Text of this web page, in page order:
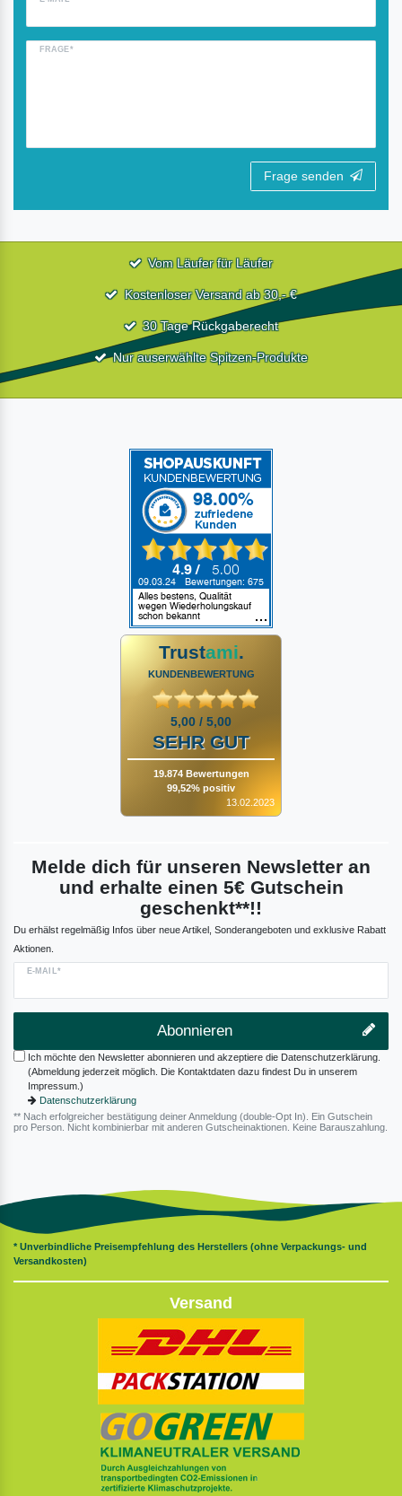
FRAGE*
Frage senden
Vom Läufer für Läufer
Kostenloser Versand ab 30,- €
30 Tage Rückgaberecht
Nur auserwählte Spitzen-Produkte
Trustami.
KUNDENBEWERTUNG
5,00 / 5,00
SEHR GUT
19.874 Bewertungen
99,52% positiv
13.02.2023
Melde dich für unseren Newsletter an
und erhalte einen 5€ Gutschein
geschenkt**!!
Du erhälst regelmäßig Infos über neue Artikel, Sonderangeboten und exklusive Rabatt
Aktionen.
E-MAIL*
Abonnieren
Ich möchte den Newsletter abonnieren und akzeptiere die Datenschutzerklärung.
(Abmeldung jederzeit möglich. Die Kontaktdaten dazu findest Du in unserem
Impressum.)
Datenschutzerklärung
** Nach erfolgreicher bestätigung deiner Anmeldung (double-Opt In). Ein Gutschein
pro Person. Nicht kombinierbar mit anderen Gutscheinaktionen. Keine Barauszahlung.
* Unverbindliche Preisempfehlung des Herstellers (ohne Verpackungs- und
Versandkosten)
Versand